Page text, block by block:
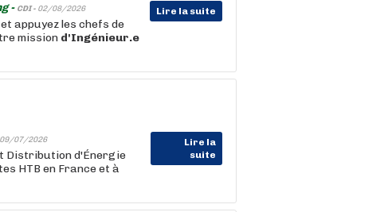
- CDI - 02/08/2026 Lire la suite
appuyez les chefs de
mission d'Ingénieur.e
09/07/2026
Lire la
suite
Distribution d'Énergie
HTB en France et à